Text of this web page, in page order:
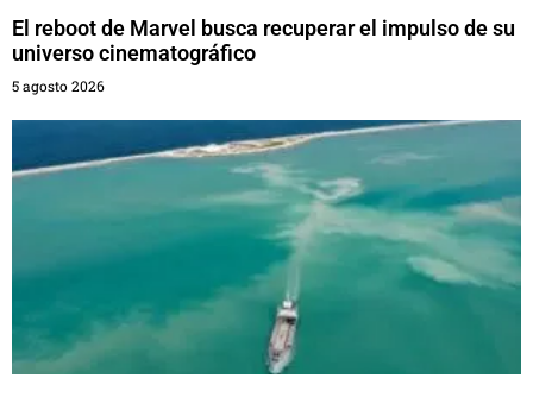
El reboot de Marvel busca recuperar el impulso de su
universo cinematográfico
5 agosto 2026